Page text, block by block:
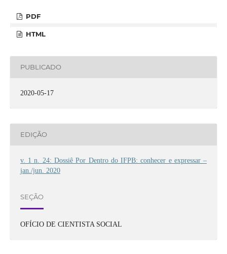
PDF
HTML
PUBLICADO
2020-05-17
EDIÇÃO
v. 1 n. 24: Dossiê Por Dentro do IFPB: conhecer e expressar –
jan./jun. 2020
SEÇÃO
OFÍCIO DE CIENTISTA SOCIAL